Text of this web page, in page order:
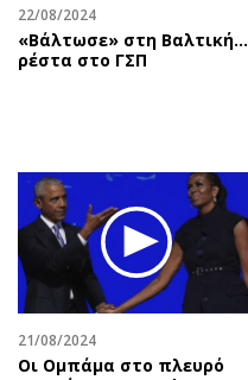
22/08/2024
«Βάλτωσε» στη Βαλτική...
ρέστα στο ΓΣΠ
21/08/2024
Οι Ομπάμα στο πλευρό